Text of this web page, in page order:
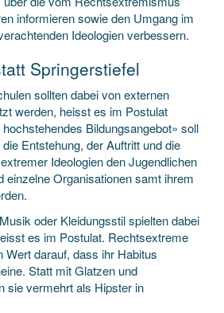
informieren sowie den Umgang im
Ideologien verbessern.
Springerstiefel
sollten dabei von externen
werden, heisst es im Postulat
Bildungsangebot» soll
Entstehung, der Auftritt und die
Ideologien den Jugendlichen
einzelne Organisationen samt ihrem
oder Kleidungsstil spielten dabei
es im Postulat. Rechtsextreme
Wert darauf, dass ihr Habitus
Statt mit Glatzen und
sie vermehrt als Hipster in